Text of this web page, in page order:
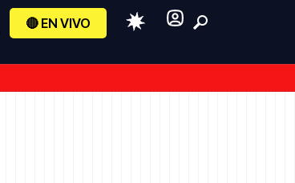
🔴 EN VIVO